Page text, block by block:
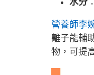
水分
營養師李
離子能輔
物，可提